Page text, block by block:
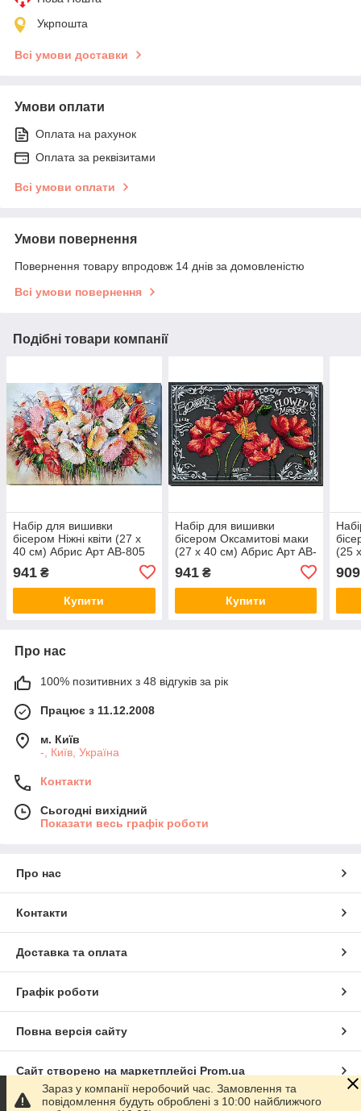
Укрпошта
Всі умови доставки
Умови оплати
Оплата на рахунок
Оплата за реквізитами
Всі умови оплати
Умови повернення
Повернення товару впродовж 14 днів за домовленістю
Всі умови повернення
Подібні товари компанії
Набір для вишивки
бісером Ніжні квіти (27 х
40 см) Абрис Арт AB-805
941 ₴
Купити
Набір для вишивки
бісером Оксамитові маки
(27 х 40 см) Абрис Арт AB-
941₴
Купити
(25
909
Про нас
100% позитивних з 48 відгуків за рік
Працює з 11.12.2008
м. Київ
-, Київ, Україна
Контакти
Сьогодні вихідний
Показати весь графік роботи
Про нас
Контакти
Доставка та оплата
Графік роботи
Повна версія сайту
Сайт створено на маркетплейсі Prom.ua
Зараз у компанії неробочий час. Замовлення та
повідомлення будуть оброблені з 10:00 найближчого